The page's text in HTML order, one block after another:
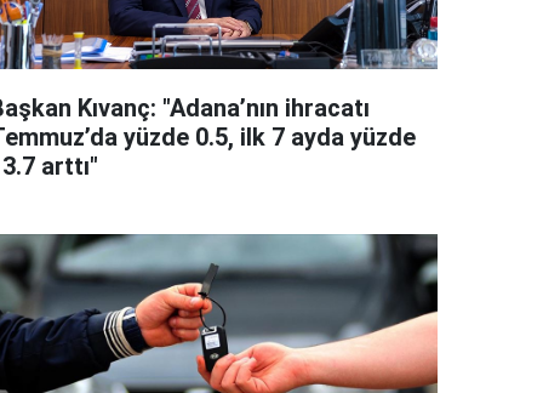
Kıvanç: "Adana’nın ihracatı
yüzde 0.5, ilk 7 ayda yüzde
arttı"